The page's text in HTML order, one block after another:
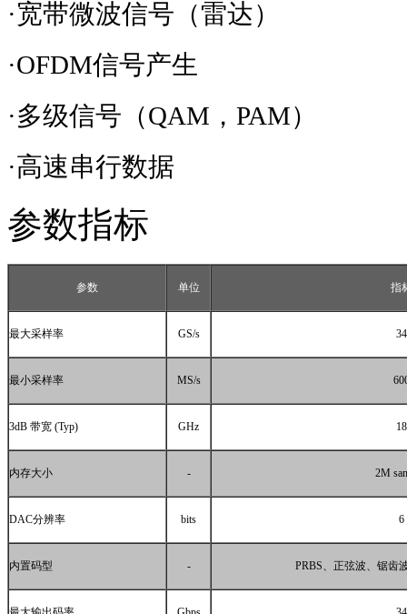
·宽带微波信号（雷达）
·OFDM信号产生
·多级信号（QAM ， PAM）
·高速串行数据
参数指标
参数 单位 指
最大采样率 GS/s 34
最小采样率 MS/s
3dB 带宽 (Typ) GHz 18
内存大小 - 2M
DAC分辨率 bits 6
内置码型 - PRBS、正弦波、锯齿